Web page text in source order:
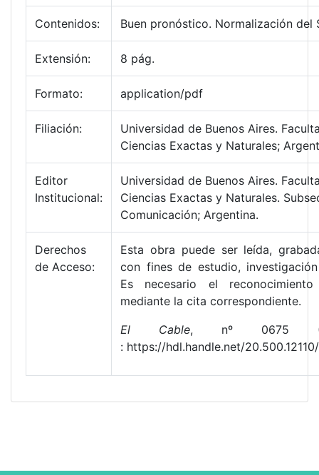
Contenidos: Buen pronóstico. Normalización del
Extensión: 8 pág.
Formato: application/pdf
Filiación:
Universidad de Buenos Aires.
Ciencias Exactas y Naturales;
Editor
Institucional:
Universidad de Buenos Aires.
Ciencias Exactas y Naturales.
Comunicación; Argentina.
Derechos
de Acceso:
Esta obra puede ser leída,
con fines de estudio,
Es necesario el
mediante la cita correspondiente.
El Cable, nº 0675
: https://hdl.handle.net/